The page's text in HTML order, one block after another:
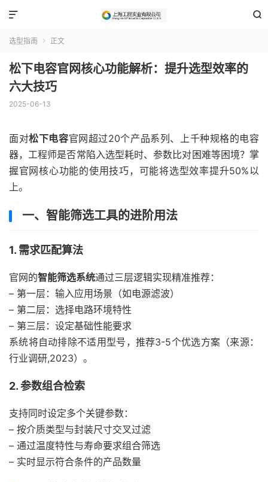


选型指南  正文
松下电容官网核心功能解析：提升选型效率的
六大技巧
2025-06-13
面对松下电容官网超过20个产品系列、上千种规格的电容
器，工程师是否常陷入选型耗时、参数比对困难等困境？掌
握官网核心功能的使用技巧，可能将选型效率提升50%以
上。
一、智能筛选工具的进阶用法
1. 需求匹配算法
官网的智能筛选系统通过三层逻辑实现精准推荐：
– 第一层：输入应用场景（如电源滤波）
– 第二层：选择电路环境特性
– 第三层：设定基础性能要求
系统将自动排除不适用型号，推荐3-5个优选方案（来源：
行业调研,2023）。
2. 参数组合检索
支持同时设定多个关键参数：
– 按介质类型与封装尺寸交叉过滤
– 通过温度特性与寿命要求组合筛选
– 实时显示符合条件的产品数量